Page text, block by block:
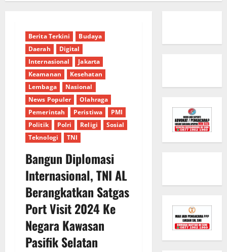
Berita Terkini
Budaya
Daerah
Digital
Internasional
Jakarta
Keamanan
Kesehatan
Lembaga
Nasional
News Populer
Olahraga
Pemerintah
Peristiwa
PMI
Politik
Polri Religi
Sosial
Teknologi
TNI
Bangun Diplomasi
Internasional, TNI AL
Berangkatkan Satgas
Port Visit 2024 Ke
Negara Kawasan
Pasifik Selatan